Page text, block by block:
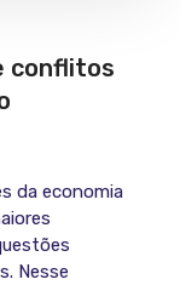
conflitos
da economia
Nesse